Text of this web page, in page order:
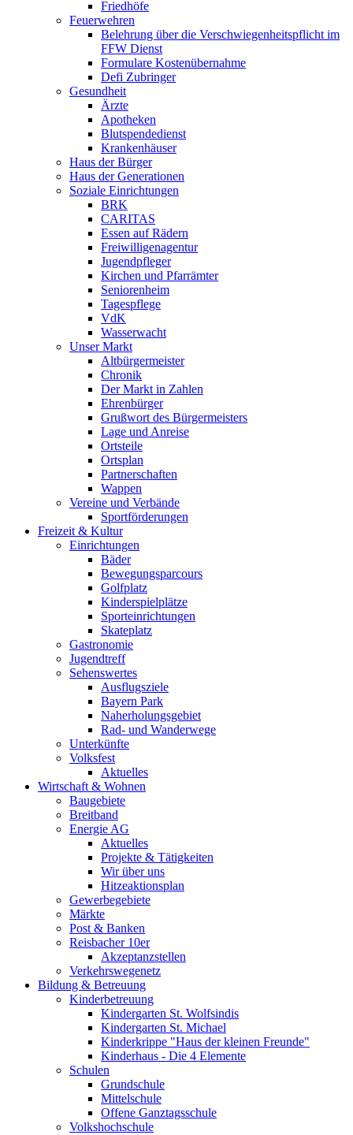
Friedhöfe
Feuerwehren
Belehrung über die Verschwiegenheitspflicht im
FFW Dienst
Formulare Kostenübernahme
Defi Zubringer
Gesundheit
Ärzte
Apotheken
Blutspendedienst
Krankenhäuser
Haus der Bürger
Haus der Generationen
Soziale Einrichtungen
BRK
CARITAS
Essen auf Rädern
Freiwilligenagentur
Jugendpfleger
Kirchen und Pfarrämter
Seniorenheim
Tagespflege
VdK
Wasserwacht
Unser Markt
Altbürgermeister
Chronik
Der Markt in Zahlen
Ehrenbürger
Grußwort des Bürgermeisters
Lage und Anreise
Ortsteile
Ortsplan
Partnerschaften
Wappen
Vereine und Verbände
Sportförderungen
Freizeit & Kultur
Einrichtungen
Bäder
Bewegungsparcours
Golfplatz
Kinderspielplätze
Sporteinrichtungen
Skateplatz
Gastronomie
Jugendtreff
Sehenswertes
Ausflugsziele
Bayern Park
Naherholungsgebiet
Rad- und Wanderwege
Unterkünfte
Volksfest
Aktuelles
Wirtschaft & Wohnen
Baugebiete
Breitband
Energie AG
Aktuelles
Projekte & Tätigkeiten
Wir über uns
Hitzeaktionsplan
Gewerbegebiete
Märkte
Post & Banken
Reisbacher 10er
Akzeptanzstellen
Verkehrswegenetz
Bildung & Betreuung
Kinderbetreuung
Kindergarten St. Wolfsindis
Kindergarten St. Michael
Kinderkrippe "Haus der kleinen Freunde"
Kinderhaus - Die 4 Elemente
Schulen
Grundschule
Mittelschule
Offene Ganztagsschule
Volkshochschule